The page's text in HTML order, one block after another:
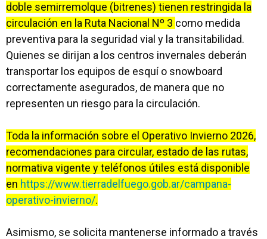
doble semirremolque (bitrenes) tienen restringida la
circulación en la Ruta Nacional Nº 3 como medida
preventiva para la seguridad vial y la transitabilidad.
Quienes se dirijan a los centros invernales deberán
transportar los equipos de esquí o snowboard
correctamente asegurados, de manera que no
representen un riesgo para la circulación.
Toda la información sobre el Operativo Invierno 2026,
recomendaciones para circular, estado de las rutas,
normativa vigente y teléfonos útiles está disponible
en https://www.tierradelfuego.gob.ar/campana-
operativo-invierno/.
Asimismo, se solicita mantenerse informado a través